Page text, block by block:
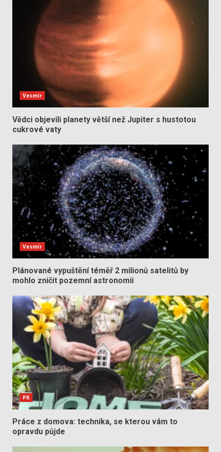
Vesmír
Vědci objevili planety větší než Jupiter s hustotou
cukrové vaty
Vesmír
Plánované vypuštění téměř 2 milionů satelitů by
mohlo zničit pozemní astronomii
PR
Práce z domova: technika, se kterou vám to
opravdu půjde